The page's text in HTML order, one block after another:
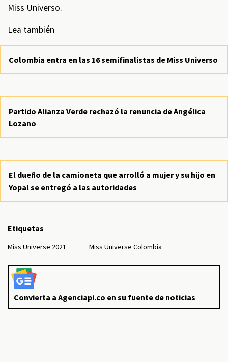
Miss Universo.
Lea también
Colombia entra en las 16 semifinalistas de Miss Universo
Partido Alianza Verde rechazó la renuncia de Angélica
Lozano
El dueño de la camioneta que arrolló a mujer y su hijo en
Yopal se entregó a las autoridades
Etiquetas
Miss Universe 2021 Miss Universe Colombia
Convierta a Agenciapi.co en su fuente de noticias